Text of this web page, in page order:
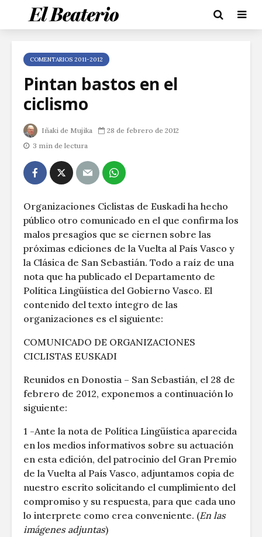
COMENTARIOS 2011-2012
Pintan bastos en el
ciclismo
Iñaki de Mujika
28 de febrero de 2012
3 min de lectura
Organizaciones Ciclistas de Euskadi ha hecho
público otro comunicado en el que confirma los
malos presagios que se ciernen sobre las
próximas ediciones de la Vuelta al País Vasco y
la Clásica de San Sebastián. Todo a raíz de una
nota que ha publicado el Departamento de
Política Lingüística del Gobierno Vasco. El
contenido del texto íntegro de las
organizaciones es el siguiente:
COMUNICADO DE ORGANIZACIONES
CICLISTAS EUSKADI
Reunidos en Donostia – San Sebastián, el 28 de
febrero de 2012, exponemos a continuación lo
siguiente:
1 -Ante la nota de Política Lingüística aparecida
en los medios informativos sobre su actuación
en esta edición, del patrocinio del Gran Premio
de la Vuelta al País Vasco, adjuntamos copia de
nuestro escrito solicitando el cumplimiento del
compromiso y su respuesta, para que cada uno
lo interprete como crea conveniente. (En las
imágenes adjuntas)